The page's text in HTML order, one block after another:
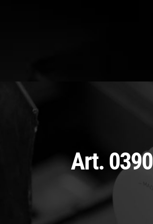
Art. 0390